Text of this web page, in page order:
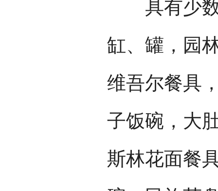
具有少数
缸、罐，园
维吾尔餐具
子饭碗，大
斯林花面餐